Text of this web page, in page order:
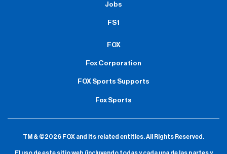
Jobs
FS1
FOX
Fox Corporation
FOX Sports Supports
Fox Sports
TM & ©2026 FOX and its related entities.All Rights Reserved.